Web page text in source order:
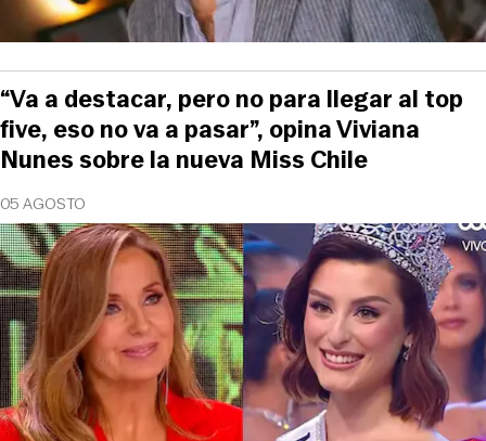
05 AGOSTO
“Va a destacar, pero no para llegar al top
five, eso no va a pasar”, opina Viviana
Nunes sobre la nueva Miss Chile